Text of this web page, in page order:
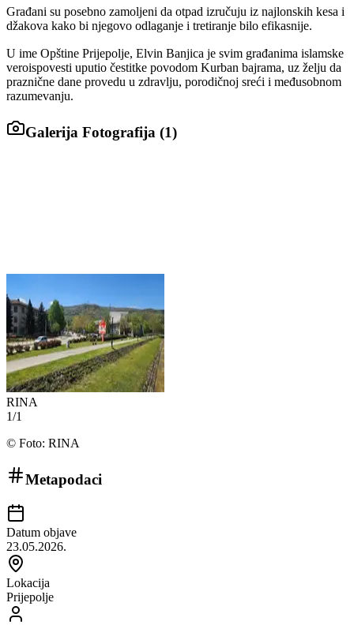
Građani su posebno zamoljeni da otpad izručuju iz najlonskih kesa i
džakova kako bi njegovo odlaganje i tretiranje bilo efikasnije.
U ime Opštine Prijepolje, Elvin Banjica je svim građanima islamske
veroispovesti uputio čestitke povodom Kurban bajrama, uz želju da
praznične dane provedu u zdravlju, porodičnoj sreći i međusobnom
razumevanju.
Galerija Fotografija (1)
RINA
1/1
© Foto: RINA
Metapodaci
Datum objave
23.05.2026.
Lokacija
Prijepolje